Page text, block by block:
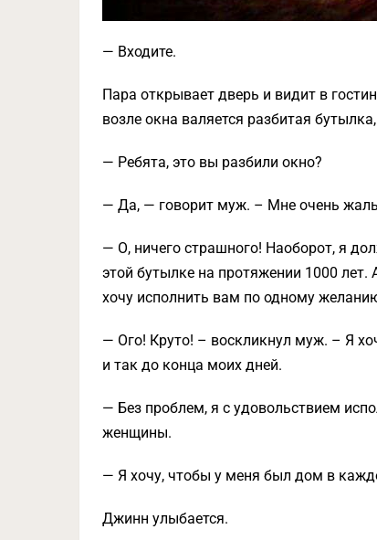
— Входите.
Пара открывает дверь и видит в
возле окна валяется разбитая
— Ребята, это вы разбили окно?
— Да, — говорит муж. – Мне очень
— О, ничего страшного! Наоборот, я
этой бутылке на протяжении 1000
хочу исполнить вам по одному
— Ого! Круто! – воскликнул муж. – Я
и так до конца моих дней.
— Без проблем, я с удовольствием
женщины.
— Я хочу, чтобы у меня был дом в
Джинн улыбается.